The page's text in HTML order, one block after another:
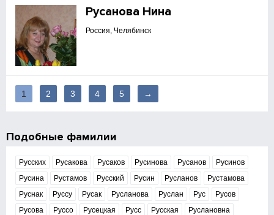
Русанова Нина
Россия, Челябинск
1 2 3 4 5 →
Подобные фамилии
Русских Русакова Русаков Русинова Русанов
Русинов
Русина
Рустамов Русский Русин Русланов
Рустамова
Руснак
Руссу Русак Русланова Руслан Рус
Русов
Русова
Руссо Русецкая Русс Русская
Руслановна